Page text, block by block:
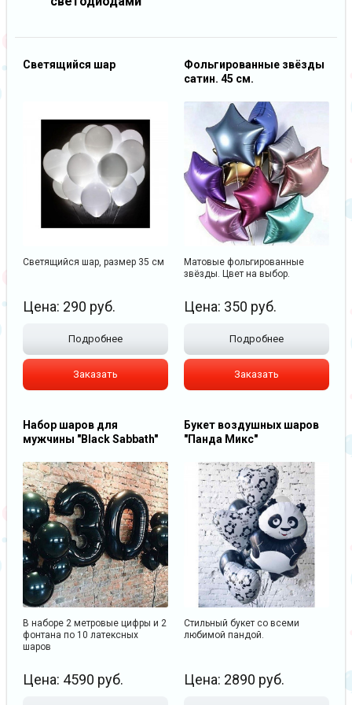
Светящийся шар
Светящийся шар, размер 35 см
Цена: 290 руб.
Подробнее
Заказать
Фольгированные звёзды
сатин. 45 см.
Матовые фольгированные
звёзды. Цвет на выбор.
Цена: 350 руб.
Подробнее
Заказать
Набор шаров для
мужчины "Black Sabbath"
В наборе 2 метровые цифры и 2
фонтана по 10 латексных
шаров
Цена: 4590 руб.
Букет воздушных шаров
"Панда Микс"
Стильный букет со всеми
любимой пандой.
Цена: 2890 руб.